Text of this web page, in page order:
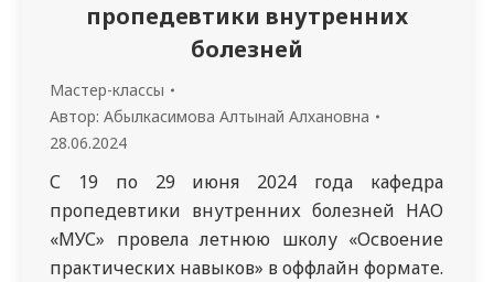
пропедевтики внутренних
болезней
Мастер-классы
Автор: Абылкасимова Алтынай Алхановна
28.06.2024
С 19 по 29 июня 2024 года кафедра
пропедевтики внутренних болезней НАО
«МУС» провела летнюю школу «Освоение
практических навыков» в оффлайн формате.